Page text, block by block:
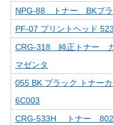
NPG-88 トナー BKブラ
PF-07 プリントヘッド
CRG-318 純正トナー
マゼンタ
055 BK ブラック トナー
6C003
CRG-533H トナー